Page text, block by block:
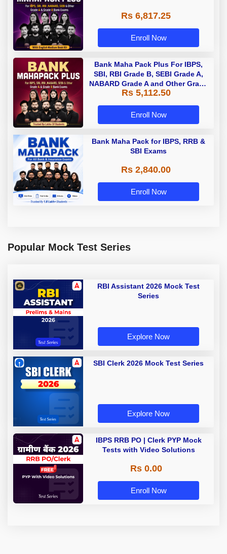
Rs 6,817.25
Enroll Now
Bank Maha Pack Plus For IBPS,
SBI, RBI Grade B, SEBI Grade A,
NABARD Grade A and Other Grade
A & Grade B Bank Exams
Rs 5,112.50
Enroll Now
Bank Maha Pack for IBPS, RRB &
SBI Exams
Rs 2,840.00
Enroll Now
Popular Mock Test Series
RBI Assistant 2026 Mock Test
Series
Explore Now
SBI Clerk 2026 Mock Test Series
Explore Now
IBPS RRB PO | Clerk PYP Mock
Tests with Video Solutions
Rs 0.00
Enroll Now